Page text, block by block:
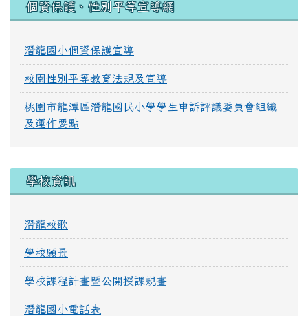
個資保護、性別平等宣導網
潛龍國小個資保護宣導
校園性別平等教育法規及宣導
桃園市龍潭區潛龍國民小學學生申訴評議委員會組織
及運作要點
學校資訊
潛龍校歌
學校願景
學校課程計畫暨公開授課規畫
潛龍國小電話表